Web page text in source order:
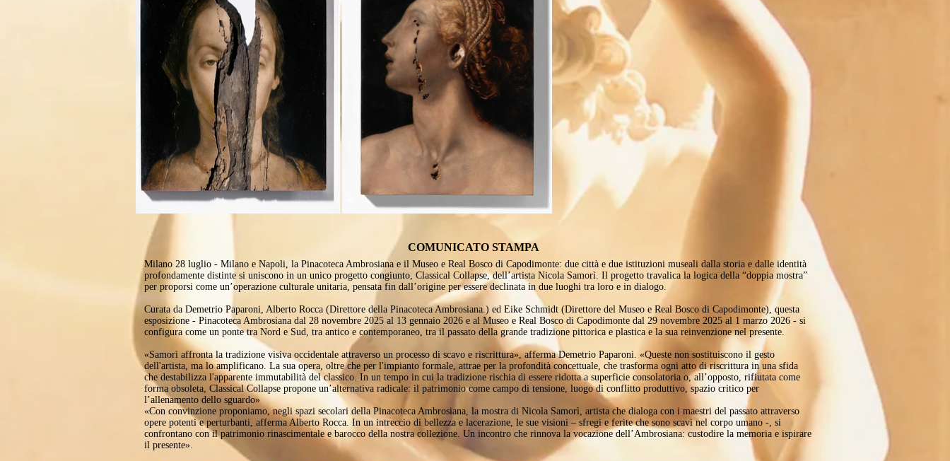
COMUNICATO STAMPA
Milano 28 luglio - Milano e Napoli, la Pinacoteca Ambrosiana e il Museo e Real Bosco di Capodimonte: due città e due istituzioni museali dalla storia e dalle identità
profondamente distinte si uniscono in un unico progetto congiunto, Classical Collapse, dell’artista Nicola Samorì. Il progetto travalica la logica della “doppia mostra”
per proporsi come un’operazione culturale unitaria, pensata fin dall’origine per essere declinata in due luoghi tra loro e in dialogo.
Curata da Demetrio Paparoni, Alberto Rocca (Direttore della Pinacoteca Ambrosiana.) ed Eike Schmidt (Direttore del Museo e Real Bosco di Capodimonte), questa
esposizione - Pinacoteca Ambrosiana dal 28 novembre 2025 al 13 gennaio 2026 e al Museo e Real Bosco di Capodimonte dal 29 novembre 2025 al 1 marzo 2026 - si
configura come un ponte tra Nord e Sud, tra antico e contemporaneo, tra il passato della grande tradizione pittorica e plastica e la sua reinvenzione nel presente.
«Samorì affronta la tradizione visiva occidentale attraverso un processo di scavo e riscrittura», afferma Demetrio Paparoni. «Queste non sostituiscono il gesto
dell'artista, ma lo amplificano. La sua opera, oltre che per l'impianto formale, attrae per la profondità concettuale, che trasforma ogni atto di riscrittura in una sfida
che destabilizza l'apparente immutabilità del classico. In un tempo in cui la tradizione rischia di essere ridotta a superficie consolatoria o, all’opposto, rifiutata come
forma obsoleta, Classical Collapse propone un’alternativa radicale: il patrimonio come campo di tensione, luogo di conflitto produttivo, spazio critico per
l’allenamento dello sguardo»
«Con convinzione proponiamo, negli spazi secolari della Pinacoteca Ambrosiana, la mostra di Nicola Samorì, artista che dialoga con i maestri del passato attraverso
opere potenti e perturbanti, afferma Alberto Rocca. In un intreccio di bellezza e lacerazione, le sue visioni – sfregi e ferite che sono scavi nel corpo umano -, si
confrontano con il patrimonio rinascimentale e barocco della nostra collezione. Un incontro che rinnova la vocazione dell’Ambrosiana: custodire la memoria e ispirare
il presente».